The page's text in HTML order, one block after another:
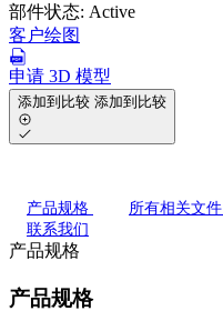
部件状态: Active
客户绘图
申请 3D 模型
添加到比较 添加到比较
产品规格 所有相关文件
联系我们
产品规格
产品规格